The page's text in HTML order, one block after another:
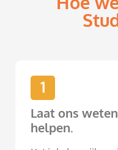
1
Laat ons
helpen.